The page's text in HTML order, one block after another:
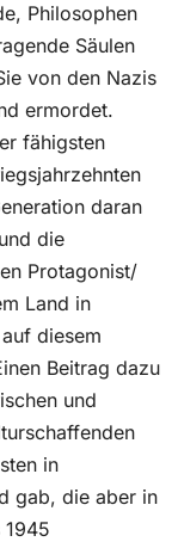
Philosophen
Säulen
von den Nazis
ermordet.
fähigsten
daran
die
Protagonist/
Land in
diesem
Beitrag dazu
und
in
gab, die aber in